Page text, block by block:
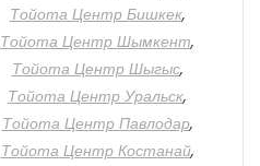
Тойота Центр Бишкек,
Тойота Центр Шымкент,
Тойота Центр Шыгыс,
Тойота Центр Уральск,
Тойота Центр Павлодар,
Тойота Центр Костанай,